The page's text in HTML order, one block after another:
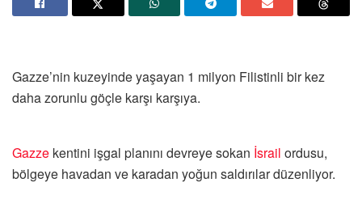
Gazze’nin kuzeyinde yaşayan 1 milyon Filistinli bir kez
daha zorunlu göçle karşı karşıya.
Gazze kentini işgal planını devreye sokan İsrail ordusu,
bölgeye havadan ve karadan yoğun saldırılar düzenliyor.